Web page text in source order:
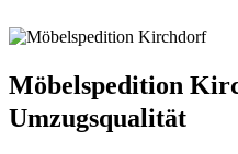
Möbelspedition
Umzugsqualität